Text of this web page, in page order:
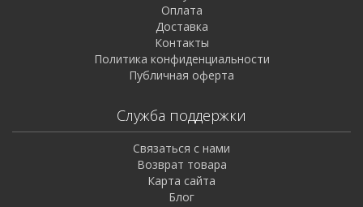
Оплата
Доставка
Контакты
Политика конфиденциальности
Публичная оферта
Служба поддержки
Связаться с нами
Возврат товара
Карта сайта
Блог